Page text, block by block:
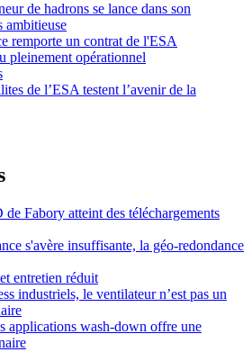
de hadrons se lance dans son
ambitieuse
remporte un contrat de l'ESA
pleinement opérationnel
de l’ESA testent l’avenir de la
Fabory atteint des téléchargements
s'avère insuffisante, la géo-redondance
entretien réduit
industriels, le ventilateur n’est pas un
applications wash-down offre une